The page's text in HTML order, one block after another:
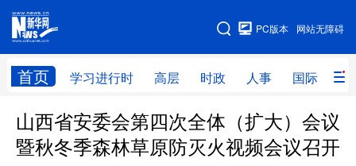
网站无障碍
PC版本
首页 学习进行时 高层 时政 人事 国际 财
网站地图
学习进行时 高层 时政 人事
国际 财经 网评 港澳
山西省安委会第四次全体（扩大）会议
暨秋冬季森林草原防灭火视频会议召开